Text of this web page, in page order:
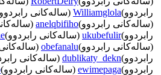
رابردوو)Williamglola (ساله‌كانی
(ساله‌كانی رابردوو)anelqbifiho
رابردوو)ukubefulir (ساله‌كانی رابردوو)
(ساله‌كانی رابردوو)obefanalu
رابردوو)dublikaty_dekn (ساله‌كانی
رابردوو)ewimepaga (ساله‌كانی رابردوو)